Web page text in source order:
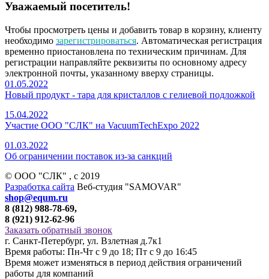
Уважаемый посетитель!
Чтобы просмотреть цены и добавить товар в корзину, клиенту
необходимо зарегистрироваться. Автоматическая регистрация
временно приостановлена по техническим причинам. Для
регистрации направляйте реквизиты по основному адресу
электронной почты, указанному вверху страницы.
01.05.2022
Новый продукт - тара для кристаллов с гелиевой подложкой
15.04.2022
Участие ООО "СЛК" на VacuumTechExpo 2022
01.03.2022
Об ограничении поставок из-за санкций
© ООО "СЛК" , c 2019
Разработка сайта Веб-студия "SAMOVAR"
shop@equm.ru
8 (812) 988-78-69,
8 (921) 912-62-96
Заказать обратный звонок
г. Санкт-Петербург, ул. Взлетная д.7к1
Время работы: Пн-Чт с 9 до 18; Пт с 9 до 16:45
Время может изменяться в период действия ограничений
работы для компаний